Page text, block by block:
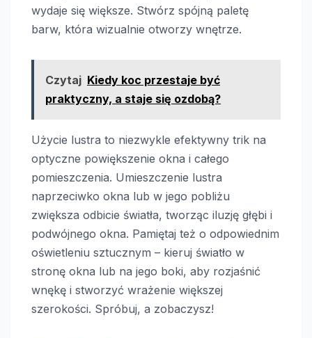
wydaje się większe. Stwórz spójną paletę
barw, która wizualnie otworzy wnętrze.
Czytaj Kiedy koc przestaje być
praktyczny, a staje się ozdobą?
Użycie lustra to niezwykle efektywny trik na
optyczne powiększenie okna i całego
pomieszczenia. Umieszczenie lustra
naprzeciwko okna lub w jego pobliżu
zwiększa odbicie światła, tworząc iluzję głębi i
podwójnego okna. Pamiętaj też o odpowiednim
oświetleniu sztucznym – kieruj światło w
stronę okna lub na jego boki, aby rozjaśnić
wnękę i stworzyć wrażenie większej
szerokości. Spróbuj, a zobaczysz!